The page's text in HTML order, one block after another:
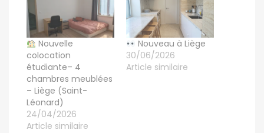
Nouvelle
colocation
étudiante– 4
chambres meublées
– Liège (Saint-
Léonard)
24/04/2026
Article similaire
Nouveau à Liège
30/06/2026
Article similaire